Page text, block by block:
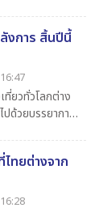
ศในราคาสบาย
วัน) ขอนำ
แบบประหยัด ที่
รถไปเปิด
า
งการ สิ้นปีนี้
ที่ยวทั่วโลกต่าง
ด้วยบรรยากาศ
เทศน่าไป เคา
นะนำ
ไทยต่างจาก